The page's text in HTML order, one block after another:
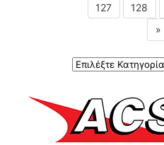
127
128
»